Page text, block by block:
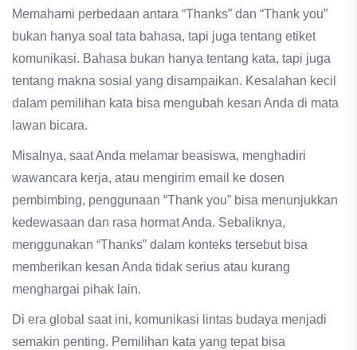
Memahami perbedaan antara “Thanks” dan “Thank you”
bukan hanya soal tata bahasa, tapi juga tentang etiket
komunikasi. Bahasa bukan hanya tentang kata, tapi juga
tentang makna sosial yang disampaikan. Kesalahan kecil
dalam pemilihan kata bisa mengubah kesan Anda di mata
lawan bicara.
Misalnya, saat Anda melamar beasiswa, menghadiri
wawancara kerja, atau mengirim email ke dosen
pembimbing, penggunaan “Thank you” bisa menunjukkan
kedewasaan dan rasa hormat Anda. Sebaliknya,
menggunakan “Thanks” dalam konteks tersebut bisa
memberikan kesan Anda tidak serius atau kurang
menghargai pihak lain.
Di era global saat ini, komunikasi lintas budaya menjadi
semakin penting. Pemilihan kata yang tepat bisa